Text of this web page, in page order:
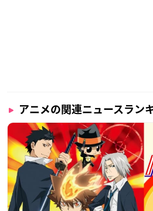
アニメの関連ニュースラン